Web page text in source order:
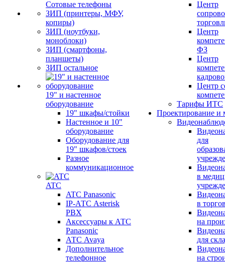
Сотовые телефоны
ЗИП (принтеры, МФУ,
копиры)
ЗИП (ноутбуки,
моноблоки)
ЗИП (смартфоны,
планшеты)
ЗИП остальное
19" и настенное
оборудование
19" шкафы/стойки
Настенное и 10"
оборудование
Оборудование для
19" шкафов/стоек
Разное
коммуникационное
ATC
ATC Panasonic
IP-АТС Asterisk
PBX
Аксессуары к АТС
Panasonic
АТС Avaya
Дополнительное
телефонное
Центр
Центр
ФЗ
Центр
Центр
Тарифы ИТС
Проектирование и
для
в
в
на
для
на